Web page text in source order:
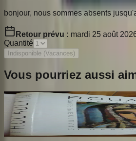
bonjour, nous sommes absents
Retour prévu : mardi 25 août
Quantité
Indisponible (Vacances)
Vous pourriez aussi
Rouault. L'Oeuvre Peint.
ROUAULT Isabelle
170€